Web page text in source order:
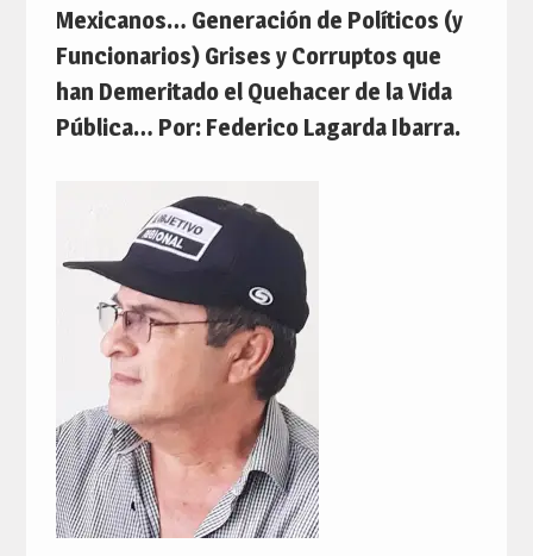
Mexicanos… Generación de Políticos (y
Funcionarios) Grises y Corruptos que
han Demeritado el Quehacer de la Vida
Pública… Por: Federico Lagarda Ibarra.